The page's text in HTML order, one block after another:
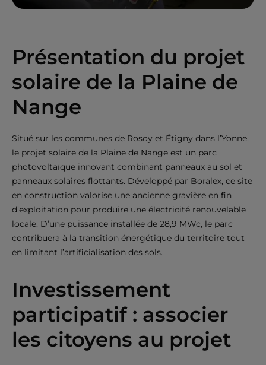
Présentation du projet
solaire de la Plaine de
Nange
Situé sur les communes de Rosoy et Étigny dans l’Yonne,
le projet solaire de la Plaine de Nange est un parc
photovoltaïque innovant combinant panneaux au sol et
panneaux solaires flottants. Développé par Boralex, ce site
en construction valorise une ancienne gravière en fin
d’exploitation pour produire une électricité renouvelable
locale. D’une puissance installée de 28,9 MWc, le parc
contribuera à la transition énergétique du territoire tout
en limitant l’artificialisation des sols.
Investissement
participatif : associer
les citoyens au projet